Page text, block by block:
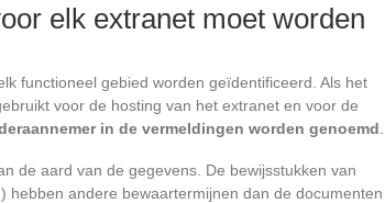
elk extranet moet worden
functioneel gebied worden geïdentificeerd. Als het
voor de hosting van het extranet en voor de
in de vermeldingen worden genoemd
de aard van de gegevens. De bewijsstukken van
hebben andere bewaartermijnen dan de documenten